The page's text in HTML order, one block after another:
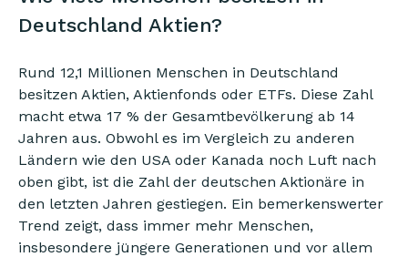
Deutschland Aktien?
Rund 12,1 Millionen Menschen in Deutschland
besitzen Aktien, Aktienfonds oder ETFs. Diese Zahl
macht etwa 17 % der Gesamtbevölkerung ab 14
Jahren aus. Obwohl es im Vergleich zu anderen
Ländern wie den USA oder Kanada noch Luft nach
oben gibt, ist die Zahl der deutschen Aktionäre in
den letzten Jahren gestiegen. Ein bemerkenswerter
Trend zeigt, dass immer mehr Menschen,
insbesondere jüngere Generationen und vor allem